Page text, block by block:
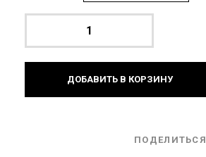
ДОБАВИТЬ В КОРЗИНУ
ПОДЕЛИТЬСЯ